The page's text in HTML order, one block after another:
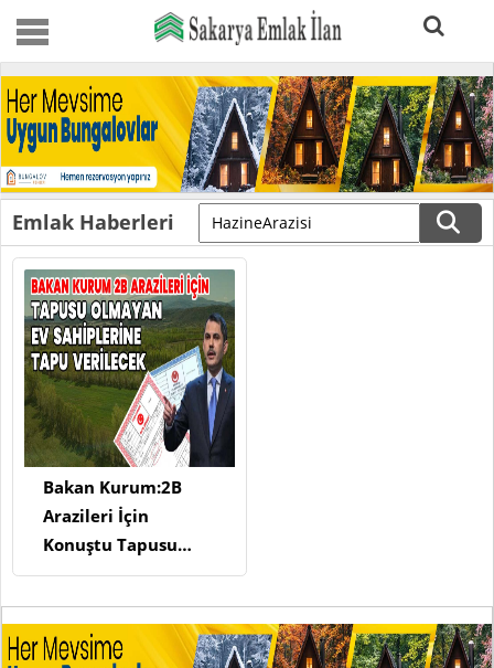
Emlak Haberleri
Bakan Kurum:2B
Arazileri İçin
Konuştu Tapusu
Olmayan Ev
Sahiplerine Tapu
Verilecek